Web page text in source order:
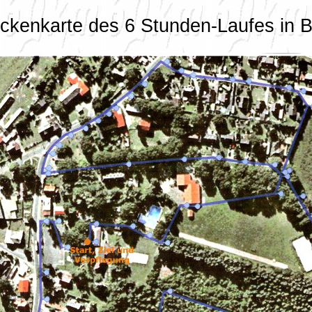
des 6 Stunden-Laufes in